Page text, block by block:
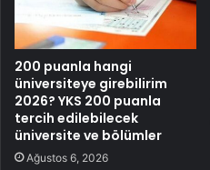
200 puanla hangi
üniversiteye girebilirim
2026? YKS 200 puanla
tercih edilebilecek
üniversite ve bölümler
Ağustos 6, 2026